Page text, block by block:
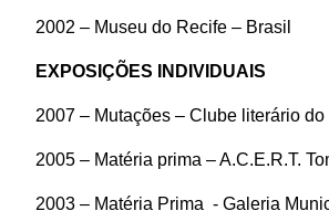
2002 – Museu do Recife – Brasil
EXPOSIÇÕES INDIVIDUAIS
2007 – Mutações – Clube literário do
2005 – Matéria prima – A.C.E.R.T.
2003 – Matéria Prima - Galeria